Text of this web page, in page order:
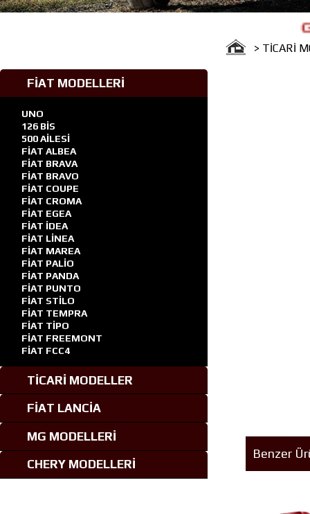
FİAT MODELLERİ
UNO
126 BİS
500 AİLESİ
FİAT ALBEA
FİAT BRAVA
FİAT BRAVO
FİAT COUPE
FİAT CROMA
FİAT EGEA
FİAT İDEA
FİAT LİNEA
FİAT MAREA
FİAT PALİO
FİAT PANDA
FİAT PUNTO
FİAT STİLO
FİAT TEMPRA
FİAT TİPO
FİAT FREEMONT
FİAT FCC4
TİCARİ MODELLER
FİAT LANCİA
MG MODELLERİ
CHERY MODELLERİ
> TİCARİ
Benzer